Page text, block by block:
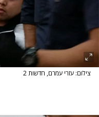
צילום: עזרי עמרם, חדשות 2